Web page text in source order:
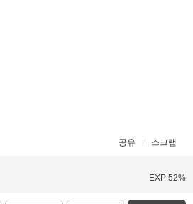
공유 스크랩
EXP 52%